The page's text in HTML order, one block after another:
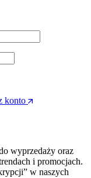
konto
wyprzedaży oraz
i promocjach.
w naszych